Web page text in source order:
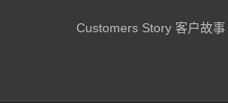
Customers Story 客户故事